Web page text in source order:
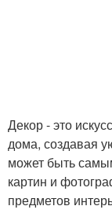
Декор - это
дома, создавая
может быть
картин и
предметов